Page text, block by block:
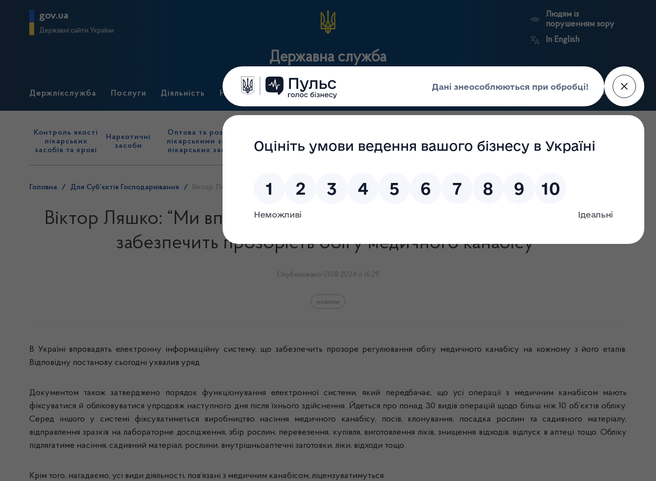
gov.ua
Державні сайти України
Державна служба
Людям із
порушенням зору
In English
Держлікслужба Послуги Діяльність Нормативні документи Для громадськості Прес-центр Пошук
Контроль якості
лікарських
засобів та крові
Наркотичні
засоби
Оптова та роздрібна торгівля
лікарськими засобами, імпорт
лікарських засобів (крім АФІ)
нагляд
(контроль)
засобів, крові та
сертифікація
нагляд
реєстри
портал
Держлікслужби
Головна / Для Суб’єктів Господарювання / Віктор Ляшко: “Ми впроваджуємо сучасну електронну систему, яка забезпечить прозорість обігу медичного канабісу”
Віктор Ляшко: “Ми впроваджуємо сучасну електронну систему, яка
забезпечить прозорість обігу медичного канабісу”
Опубліковано 01.08.2024 о 16:29
новини
В Україні впровадять електронну інформаційну систему, що забезпечить прозоре регулювання обігу медичного канабісу на кожному з його етапів.
Відповідну постанову сьогодні ухвалив уряд.
Документом також затверджено порядок функціонування електронної системи, який передбачає, що усі операції з медичним канабісом мають
фіксуватися й обліковуватися упродовж наступного дня після їхнього здійснення. Йдеться про понад 30 видів операцій щодо більш ніж 10 об’єктів обліку.
Серед іншого у системі фіксуватиметься виробництво насіння медичного канабісу, посів, клонування, посадка рослин та садивного матеріалу,
відправлення зразків на лабораторне дослідження, збір рослин, перевезення, купівля, виготовлення ліків, знищення відходів, відпуск в аптеці тощо. Обліку
підлягатиме насіння, садивний матеріал, рослини, внутрішньоаптечні заготовки, ліки, відходи тощо.
Крім того, нагадаємо, усі види діяльності, пов’язані з медичним канабісом, ліцензуватимуться.